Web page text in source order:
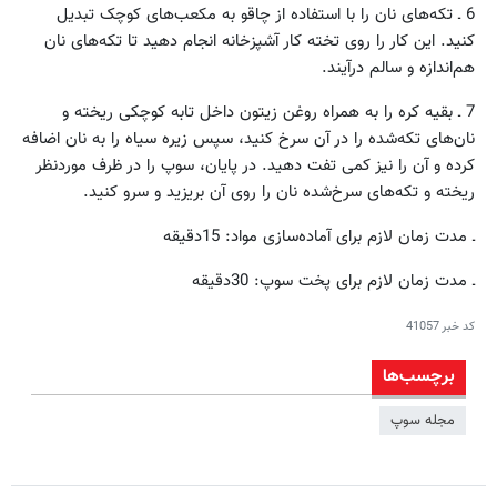
6 ـ تکه‌های نان را با استفاده از چاقو به مکعب‌های کوچک تبدیل
کنید. این کار را روی تخته کار آشپزخانه انجام دهید تا تکه‌های نان
هم‌اندازه و سالم درآیند.
7 ـ بقیه کره را به همراه روغن زیتون داخل تابه کوچکی ریخته و
نان‌های تکه‌شده را در آن سرخ کنید، سپس زیره سیاه را به نان اضافه
کرده و آن را نیز کمی تفت دهید. در پایان، سوپ را در ظرف موردنظر
ریخته و تکه‌های سرخ‌شده نان را روی آن بریزید و سرو کنید.
ـ مدت زمان لازم برای آماده‌سازی مواد: 15دقیقه
ـ مدت زمان لازم برای پخت سوپ: 30دقیقه
کد خبر41057
برچسب‌ها
مجله سوپ